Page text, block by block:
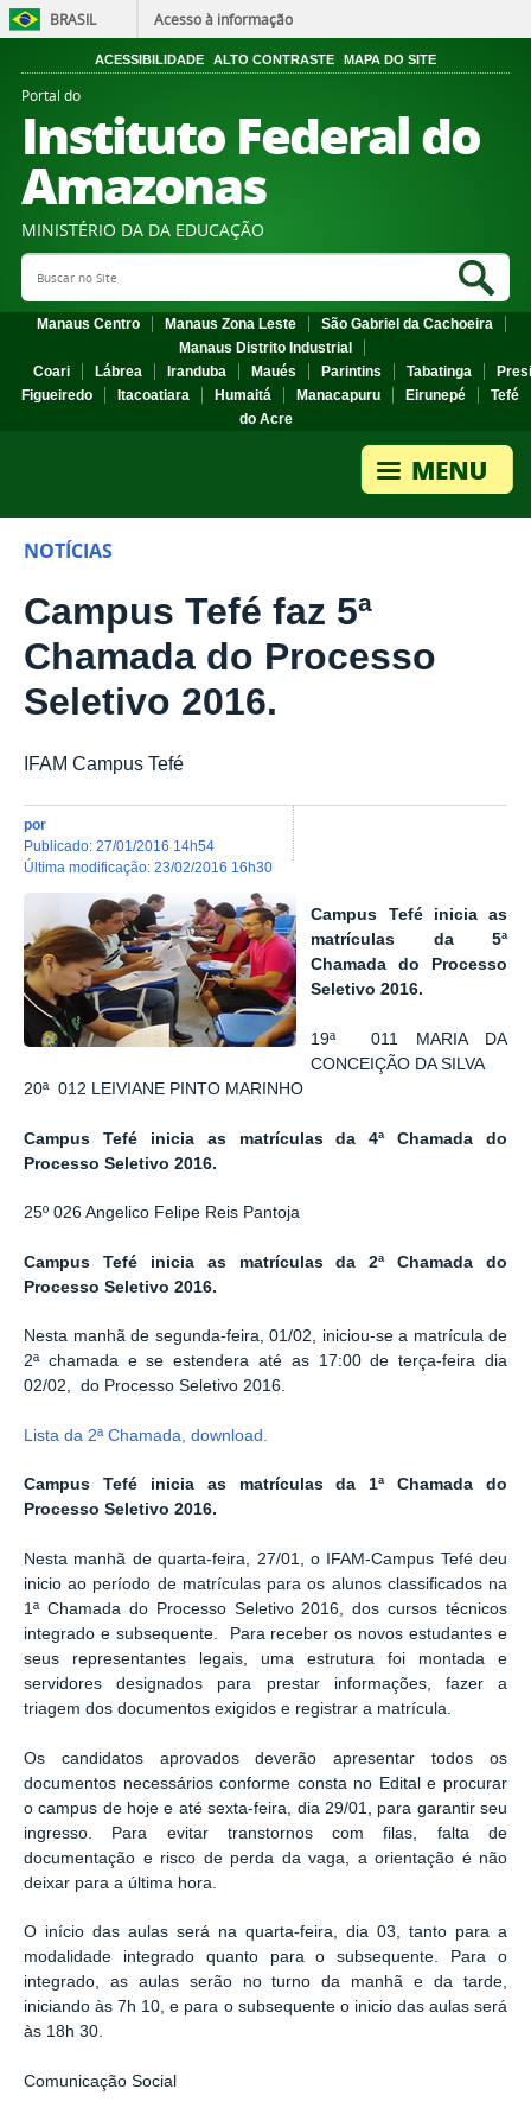
BRASIL Acesso à informação
ACESSIBILIDADE ALTO CONTRASTE MAPA DO SITE
Portal do
Instituto Federal do
Amazonas
MINISTÉRIO DA DA EDUCAÇÃO
Search Site
Manaus Centro Manaus Zona Leste
São Gabriel da Cachoeira
Manaus Distrito Industrial
Coari
Lábrea Iranduba Maués Parintins Tabatinga
Figueiredo
Itacoatiara Humaitá Manacapuru Eirunepé
Tefé
do Acre
NOTÍCIAS
Campus Tefé faz 5ª
Chamada do Processo
Seletivo 2016.
IFAM Campus Tefé
por
publicado: 27/01/2016 14h54
última modificação: 23/02/2016 16h30
Campus Tefé inicia as
matrículas da 5ª
Chamada do Processo
Seletivo 2016.
19ª 011 MARIA DA
CONCEIÇÃO DA SILVA
20ª 012 LEIVIANE PINTO MARINHO
Campus Tefé inicia as matrículas da 4ª Chamada do
Processo Seletivo 2016.
25º 026 Angelico Felipe Reis Pantoja
Campus Tefé inicia as matrículas da 2ª Chamada do
Processo Seletivo 2016.
Nesta manhã de segunda-feira, 01/02, iniciou-se a matrícula de
2ª chamada e se estendera até as 17:00 de terça-feira dia
02/02, do Processo Seletivo 2016.
Lista da 2ª Chamada, download.
Campus Tefé inicia as matrículas da 1ª Chamada do
Processo Seletivo 2016.
Nesta manhã de quarta-feira, 27/01, o IFAM-Campus Tefé deu
inicio ao período de matrículas para os alunos classificados na
1ª Chamada do Processo Seletivo 2016, dos cursos técnicos
integrado e subsequente. Para receber os novos estudantes e
seus representantes legais, uma estrutura foi montada e
servidores designados para prestar informações, fazer a
triagem dos documentos exigidos e registrar a matrícula.
Os candidatos aprovados deverão apresentar todos os
documentos necessários conforme consta no Edital e procurar
o campus de hoje e até sexta-feira, dia 29/01, para garantir seu
ingresso. Para evitar transtornos com filas, falta de
documentação e risco de perda da vaga, a orientação é não
deixar para a última hora.
O início das aulas será na quarta-feira, dia 03, tanto para a
modalidade integrado quanto para o subsequente. Para o
integrado, as aulas serão no turno da manhã e da tarde,
iniciando às 7h 10, e para o subsequente o inicio das aulas será
às 18h 30.
Comunicação Social